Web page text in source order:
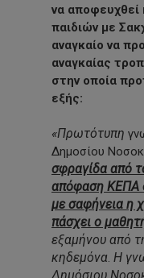
να αποφευχθεί
παιδιών με
αναγκαίο να
αναγκαίας
στην οποία
εξής:
«Πρωτότυπη
Δημοσίου
σφραγίδα από
απόφαση ΚΕΠΑ
με σαφήνεια η
πάσχει ο
εξαμήνου από
κηδεμόνα. Η